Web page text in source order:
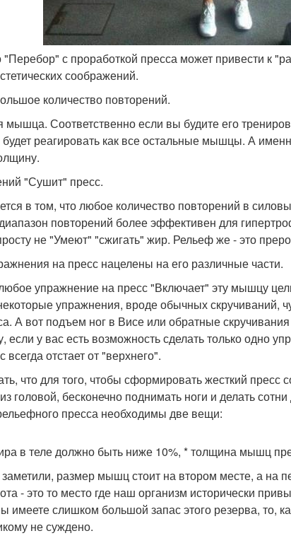
"Перебор" с проработкой пресса может привести к
соображений.
количество повторений.
мышца. Соответственно если вы будите его
реагировать как все остальные мышцы. А
"Сушит" пресс.
в том, что любое количество повторений в
повторений более эффективен для
не "Умеют" "сжигать" жир. Рельеф же - это
на пресс нацелены на его различные части.
упражнение на пресс "Включает" эту мышцу
упражнения, вроде обычных скручиваний,
А вот подъем ног в Висе или обратные
если у вас есть возможность сделать только одно
отстает от "верхнего".
что для того, чтобы сформировать жесткий пресс
головой, бесконечно поднимать ноги и делать
пресса необходимы две вещи:
в теле должно быть ниже 10%, * толщина мышц
размер мышц стоит на втором месте, а на
- это то место где наш организм исторически
имеете слишком большой запас этого резерва, то,
не суждено.